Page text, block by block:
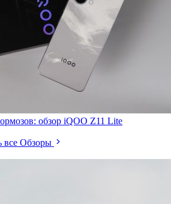
обзор iQOO Z11 Lite
все Обзоры